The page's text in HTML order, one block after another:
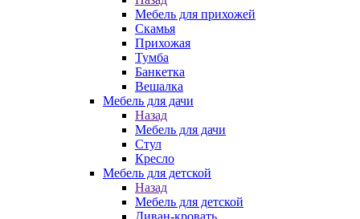
Мебель для прихожей
Скамья
Прихожая
Тумба
Банкетка
Вешалка
Мебель для дачи
Назад
Мебель для дачи
Стул
Кресло
Мебель для детской
Назад
Мебель для детской
Диван-кровать